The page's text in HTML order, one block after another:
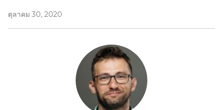
ตุลาคม 30, 2020